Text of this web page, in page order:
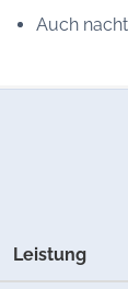
Auch
Leistung